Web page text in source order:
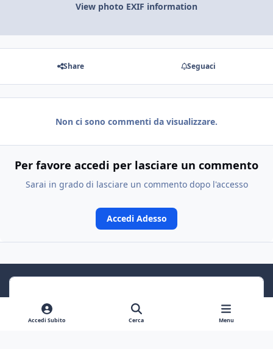
View photo EXIF information
Share Seguaci
Non ci sono commenti da visualizzare.
Per favore accedi per lasciare un commento
Sarai in grado di lasciare un commento dopo l'accesso
Accedi Adesso
Accedi Subito Cerca Menu